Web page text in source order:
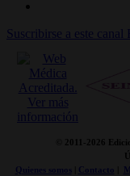
Suscribirse a este canal
© 2011- 2026
Quienes somos| Contacto